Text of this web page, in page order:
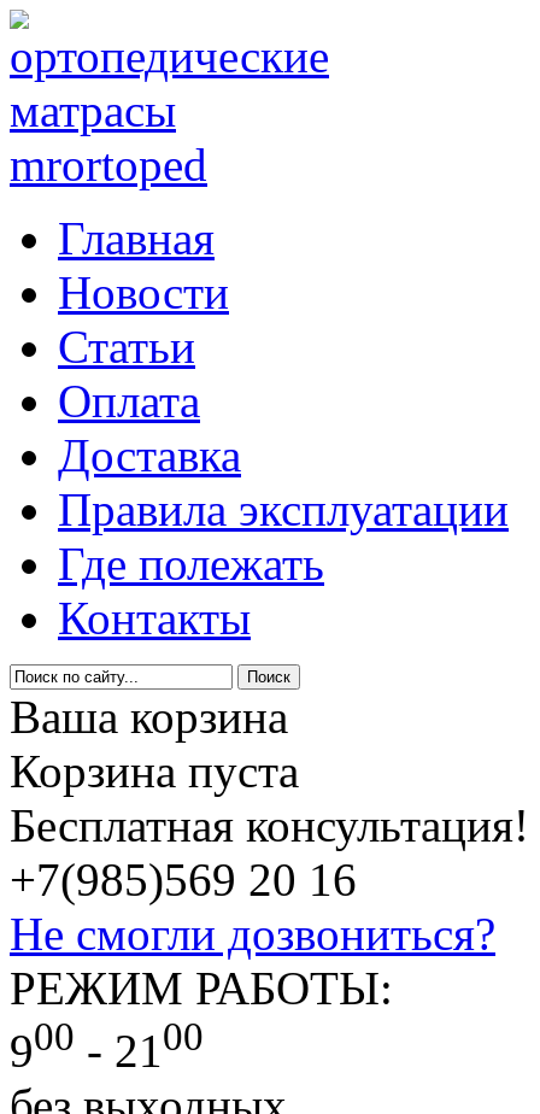
Главная
Новости
Статьи
Оплата
Доставка
Правила эксплуатации
Где полежать
Контакты
Ваша корзина
Корзина пуста
Бесплатная консультация!
+7(985)569 20 16
Не смогли дозвониться?
РЕЖИМ РАБОТЫ:
900 - 2100